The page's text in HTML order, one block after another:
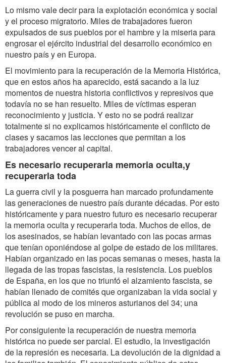
Lo mismo vale decir para la explotación económica y social
y el proceso migratorio. Miles de trabajadores fueron
expulsados de sus pueblos por el hambre y la miseria para
engrosar el ejército industrial del desarrollo económico en
nuestro país y en Europa.
El movimiento para la recuperación de la Memoria Histórica,
que en estos años ha aparecido, está sacando a la luz
momentos de nuestra historia conflictivos y represivos que
todavía no se han resuelto. Miles de víctimas esperan
reconocimiento y justicia. Y esto no se podrá realizar
totalmente si no explicamos históricamente el conflicto de
clases y sacamos las lecciones que permitan a los
trabajadores vencer al capital.
Es necesario recuperarla memoria oculta,y
recuperarla toda
La guerra civil y la posguerra han marcado profundamente
las generaciones de nuestro país durante décadas. Por esto
históricamente y para nuestro futuro es necesario recuperar
la memoria oculta y recuperarla toda. Muchos de ellos, de
los asesinados, se habían levantado con las pocas armas
que tenían oponiéndose al golpe de estado de los militares.
Habían organizado en las pocas semanas o meses, hasta la
llegada de las tropas fascistas, la resistencia. Los pueblos
de España, en los que no triunfó el alzamiento fascista, se
habían llenado de comités que organizaban la vida social y
pública al modo de los mineros asturianos del 34; una
revolución se puso en marcha.
Por consiguiente la recuperación de nuestra memoria
histórica no puede ser parcial. El estudio, la investigación
de la represión es necesaria. La devolución de la dignidad a